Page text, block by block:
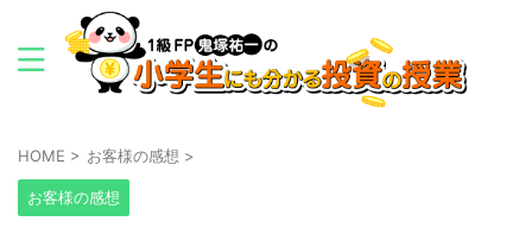
HOME > お客様の感想 >
お客様の感想